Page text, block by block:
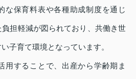
な保育料表や各種助成制度を通じ
担軽減が図られており、共働き世
子育て環境となっています。
用することで、出産から学齢期ま